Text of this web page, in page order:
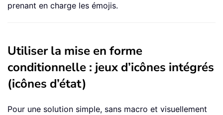
prenant en charge les émojis.
Utiliser la mise en forme
conditionnelle : jeux d’icônes intégrés
(icônes d’état)
Pour une solution simple, sans macro et visuellement